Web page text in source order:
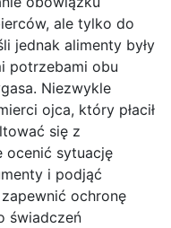
ale tylko do
jednak alimenty były
potrzebami obu
Niezwykle
ojca, który płacił
się z
ocenić sytuację
i podjąć
ochronę
świadczeń